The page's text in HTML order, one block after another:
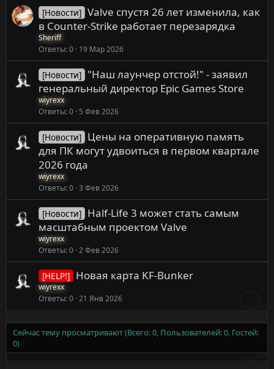
[Новости] Valve спустя 26 лет изменила, как
в Counter-Strike работает перезарядка
Sheriff
Ответы 0 19 Мар 2026
[Новости] "Наш лаунчер отстой!" - заявил
генеральный директор Epic Games Store
wiyrexx
Ответы 0 5 Фев 2026
[Новости] Цены на оперативную память
для ПК могут удвоиться в первом квартале
2026 года
wiyrexx
Ответы 0 3 Фев 2026
[Новости] Half-Life 3 может стать самым
масштабным проектом Valve
wiyrexx
Ответы 0 2 Фев 2026
[HELP!] Новая карта KF-Bunker
wiyrexx
Ответы 0 21 Янв 2026
Сейчас тему просматривают (Всего: 0, Пользователей: 0, Гостей:
0)